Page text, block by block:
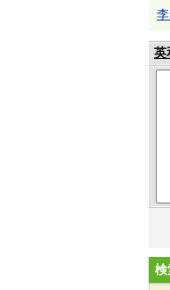
英
検